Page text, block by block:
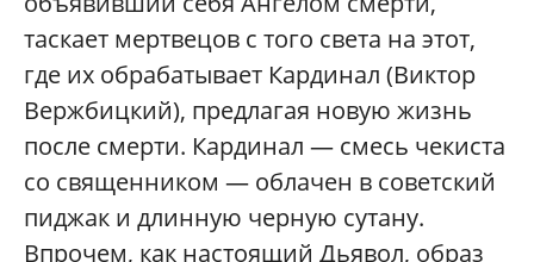
таскает мертвецов с того света на этот,
где их обрабатывает Кардинал (Виктор
Вержбицкий), предлагая новую жизнь
после смерти. Кардинал — смесь чекиста
со священником — облачен в советский
пиджак и длинную черную сутану.
Впрочем, как настоящий Дьявол, образ